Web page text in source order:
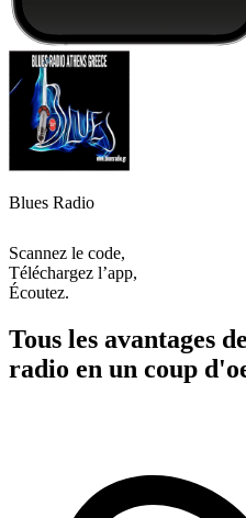
Blues Radio
Scannez le code,
Téléchargez l’app,
Écoutez.
Tous les avantages
radio en un coup